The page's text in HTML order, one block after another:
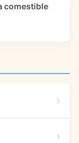
comestible